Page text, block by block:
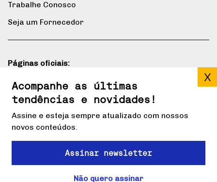
Acompanhe as últimas
tendências e novidades!
Assine e esteja sempre atualizado com nossos
novos conteúdos.
Assinar newsletter
Não quero assinar
Trabalhe Conosco
Seja um Fornecedor
Páginas oficiais:
Blog
Gerdau mais
Redes sociais:
© Copyright Gerdau S/A 2024